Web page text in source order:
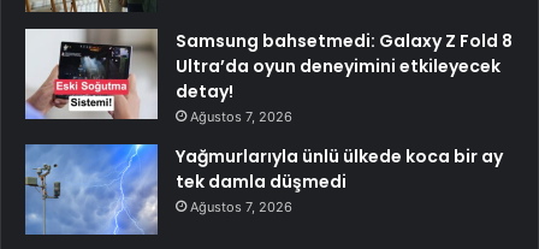
Samsung bahsetmedi: Galaxy Z Fold 8
Ultra’da oyun deneyimini etkileyecek
detay!
Ağustos 7, 2026
Yağmurlarıyla ünlü ülkede koca bir ay
tek damla düşmedi
Ağustos 7, 2026